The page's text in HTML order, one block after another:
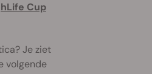
Cup
Je ziet
volgende